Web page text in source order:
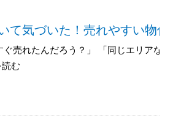
て気づいた！売れやすい物
ぐ売れたんだろう？」 「同じエリアな
む